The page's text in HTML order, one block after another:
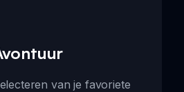
van je favoriete